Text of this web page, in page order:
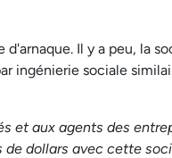
d'arnaque. Il y a peu, la
ingénierie sociale
et aux agents des
dollars avec cette